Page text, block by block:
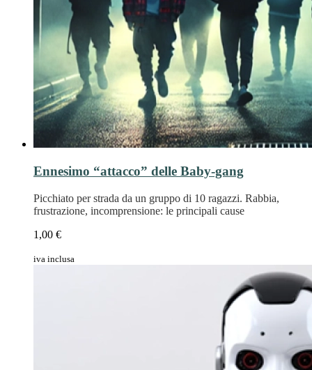
Ennesimo “attacco” delle Baby-gang
Picchiato per strada da un gruppo di 10 ragazzi. Rabbia,
frustrazione, incomprensione: le principali cause
1,00 €
iva inclusa